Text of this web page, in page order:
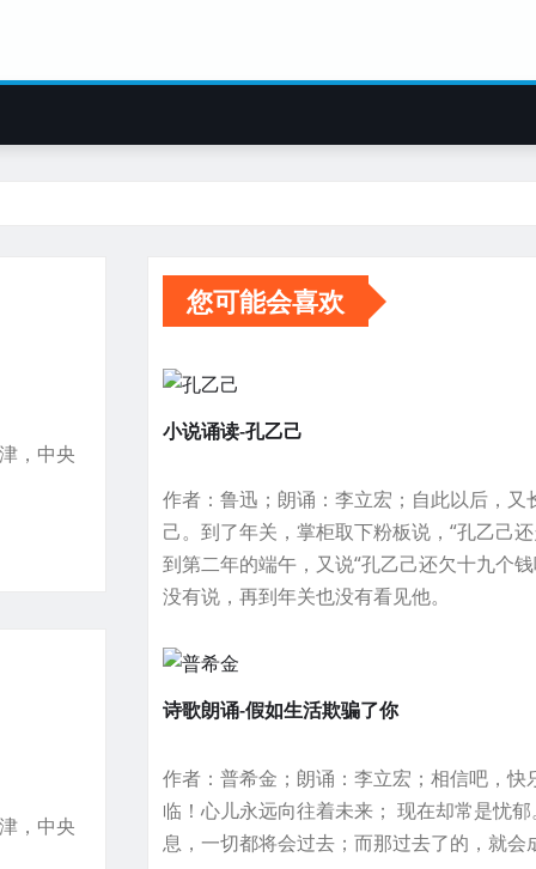
，中央
，中央
您可能会喜欢
小说诵读-孔乙己
作者：鲁迅；朗诵：李立宏；自此以后，又
己。到了年关，掌柜取下粉板说，“孔乙己
到第二年的端午，又说“孔乙己还欠十九个
没有说，再到年关也没有看见他。
诗歌朗诵-假如生活欺骗了你
作者：普希金；朗诵：李立宏；相信吧，快
临！心儿永远向往着未来； 现在却常是忧
息，一切都将会过去；而那过去了的，就会